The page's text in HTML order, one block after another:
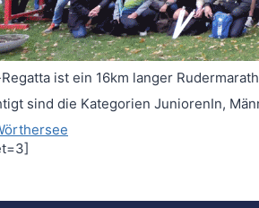
ist ein 16km langer
sind die Kategorien JuniorenIn,